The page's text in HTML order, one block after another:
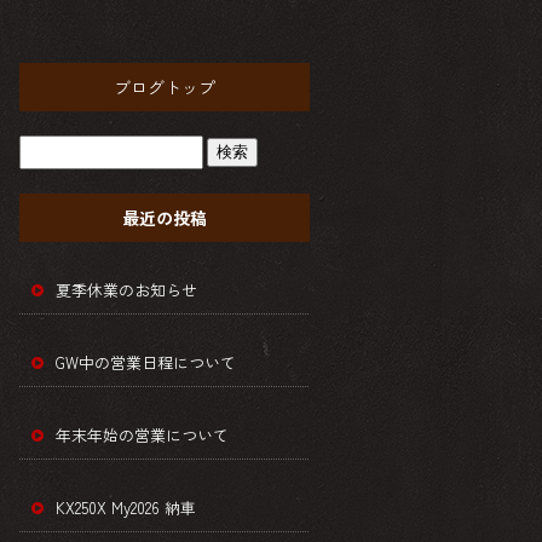
ブログトップ
最近の投稿
夏季休業のお知らせ
GW中の営業日程について
年末年始の営業について
KX250X My2026 納車